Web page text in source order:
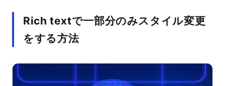
Rich textで一部分のみスタイル変更
をする方法